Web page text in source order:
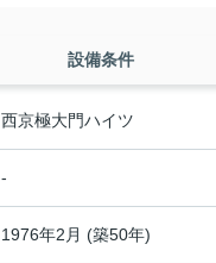
設備条件
西京極大門ハイツ
-
1976年2月 (築50年)